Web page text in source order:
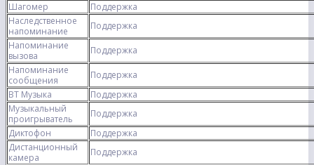
Шагомер
Поддержка
Наследственное
напоминание
Поддержка
Напоминание
вызова
Поддержка
Напоминание
сообщения
Поддержка
BT Музыка
Поддержка
Музыкальный
проигрыватель
Поддержка
Диктофон
Поддержка
Дистанционный
камера
Поддержка